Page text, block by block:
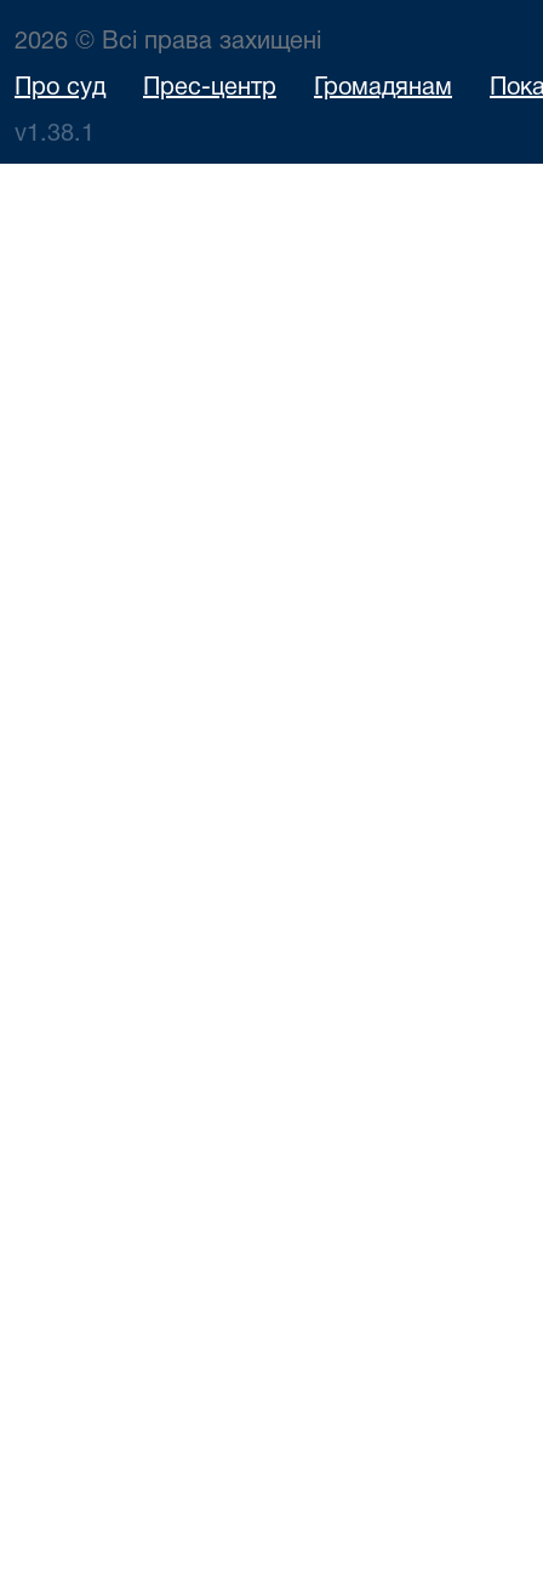
2026 © Всі права захищені
Про суд Прес-центр Громадянам
v1.38.1